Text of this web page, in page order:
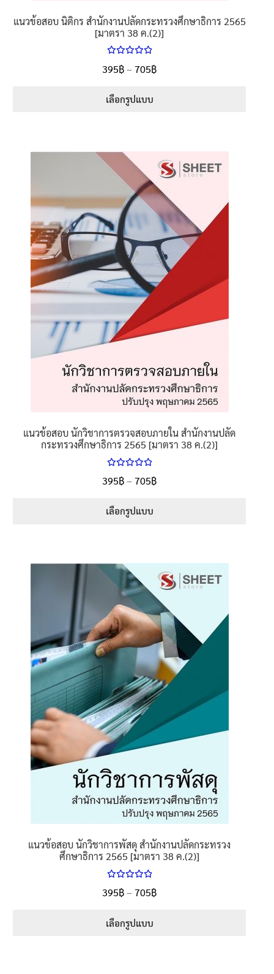
แนวข้อสอบ นิติกร สำนักงานปลัดกระทรวงศึกษาธิการ 2565
[มาตรา 38 ค.(2)]
5.00
ตั้งแต่
395฿– 705฿Price
เลือกรูปแบบ
multiple
variants.
The
options
may
be
chosen
on
the
product
page
แนวข้อสอบ นักวิชาการตรวจสอบภายใน สำนักงานปลัด
กระทรวงศึกษาธิการ 2565 [มาตรา 38 ค.(2)]
5.00
ตั้งแต่
395฿– 705฿Price
เลือกรูปแบบ
has
multiple
variants.
The
options
may
be
chosen
on
the
product
page
แนวข้อสอบ นักวิชาการพัสดุ สำนักงานปลัดกระทรวง
ศึกษาธิการ 2565 [มาตรา 38 ค.(2)]
5.00
ตั้งแต่
395฿– 705฿Price
เลือกรูปแบบ